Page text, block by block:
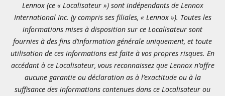
Lennox (ce « Localisateur ») sont indépendants de Lennox
International Inc. (y compris ses filiales, « Lennox »). Toutes les
informations mises à disposition sur ce Localisateur sont
fournies à des fins d’information générale uniquement, et toute
utilisation de ces informations est faite à vos propres risques. En
accédant à ce Localisateur, vous reconnaissez que Lennox n’offre
aucune garantie ou déclaration as à l’exactitude ou à la
suffisance des informations contenues dans ce Localisateur ou